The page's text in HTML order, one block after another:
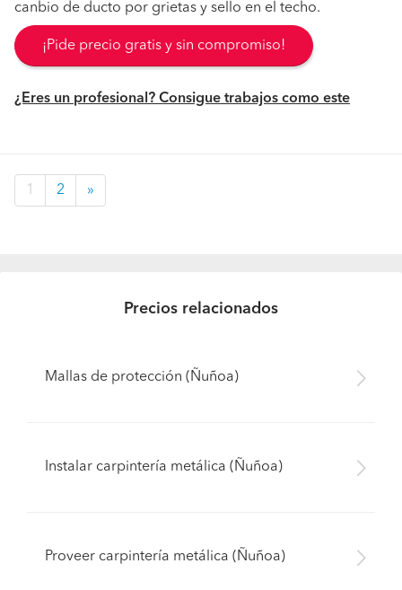
canbio de ducto por grietas y sello en el techo.
¡Pide precio gratis y sin compromiso!
¿Eres un profesional? Consigue trabajos como este
1 2 »
Precios relacionados
Mallas de protección (Ñuñoa)
Instalar carpintería metálica (Ñuñoa)
Proveer carpintería metálica (Ñuñoa)